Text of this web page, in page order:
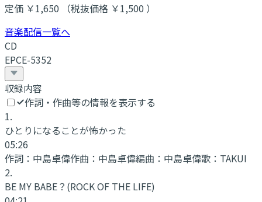
定価 ￥1,650 （税抜価格 ￥1,500 ）
音楽配信一覧へ
CD
EPCE-5352
収録内容
作詞・作曲等の情報を表示する
1.
ひとりになることが怖かった
05:26
作詞： 中島卓偉作曲： 中島卓偉編曲： 中島卓偉歌： TAKUI
2.
BE MY BABE？(ROCK OF THE LIFE)